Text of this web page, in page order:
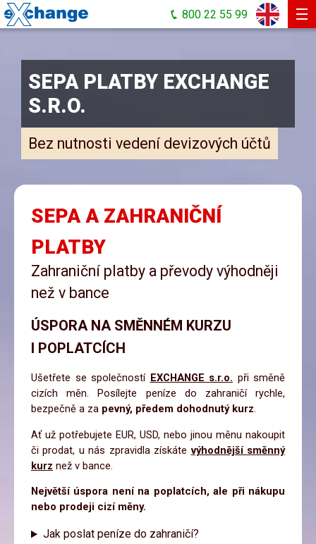
Hlídání kurzů
Kurzovní lístek
Kurzový kalkulátor
Napište nám!
Směnárna
Valutové kurzy
Kurzy e-mailem
800 22 55 99
SEPA PLATBY EXCHANGE
S.R.O.
Bez nutnosti vedení devizových účtů
SEPA A ZAHRANIČNÍ
PLATBY
Zahraniční platby a převody výhodněji
než v bance
ÚSPORA NA SMĚNNÉM KURZU
I POPLATCÍCH
Ušetřete se společností EXCHANGE s.r.o. při směně
cizích měn. Posílejte peníze do zahraničí rychle,
bezpečně a za pevný, předem dohodnutý kurz.
Ať už potřebujete EUR, USD, nebo jinou měnu nakoupit
či prodat, u nás zpravidla získátevýhodnější směnný
kurz než v bance.
Největší úspora není na poplatcích, ale při nákupu
nebo prodeji cizí měny.
Jak poslat peníze do zahraničí?